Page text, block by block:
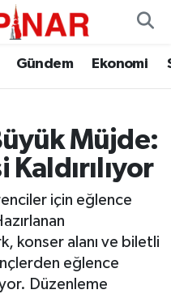
Gündem Ekonomi
Müjde:
Kaldırılıyor
için eğlence
konser alanı ve biletli
eğlence
Düzenleme
Haritası
ve Fikstür